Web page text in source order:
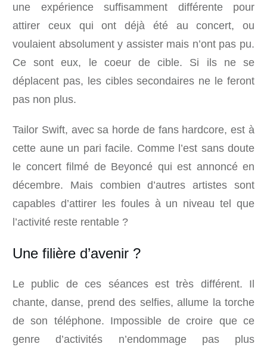
une expérience suffisamment différente pour
attirer ceux qui ont déjà été au concert, ou
voulaient absolument y assister mais n’ont pas pu.
Ce sont eux, le coeur de cible. Si ils ne se
déplacent pas, les cibles secondaires ne le feront
pas non plus.
Tailor Swift, avec sa horde de fans hardcore, est à
cette aune un pari facile. Comme l’est sans doute
le concert filmé de Beyoncé qui est annoncé en
décembre. Mais combien d’autres artistes sont
capables d’attirer les foules à un niveau tel que
l’activité reste rentable ?
Une filière d’avenir ?
Le public de ces séances est très différent. Il
chante, danse, prend des selfies, allume la torche
de son téléphone. Impossible de croire que ce
genre d’activités n’endommage pas plus